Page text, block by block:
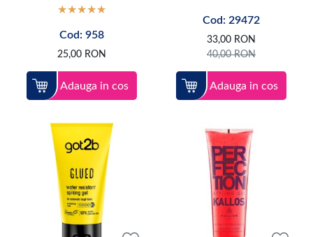
Cod: 958
25,00 RON
Adauga in cos
Cod: 29472
33,00 RON
40,00RON
Adauga in cos